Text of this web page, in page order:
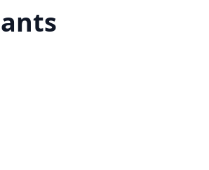
des jetons